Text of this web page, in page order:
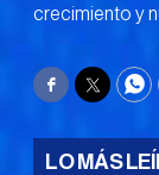
crecimiento y
Facebook
LO MÁS